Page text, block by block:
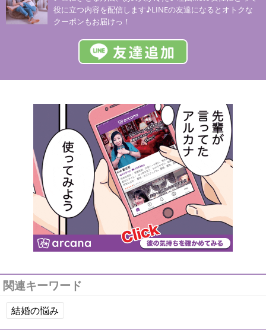
役に立つ内容を配信します♪LINEの友達になるとオトクな
クーポンもお届けっ！
関連キーワード
結婚の悩み